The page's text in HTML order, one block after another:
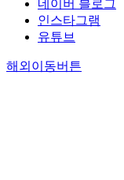
네이버 블로그
인스타그램
유튜브
해외이동버튼